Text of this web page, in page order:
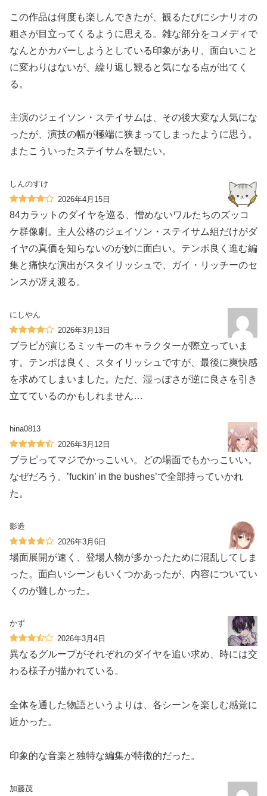
この作品は何度も楽しんできたが、観るたびにシナリオの
粗さが目立ってくるように思える。雑な部分をコメディで
なんとかカバーしようとしている印象があり、面白いこと
に変わりはないが、繰り返し観ると気になる点が出てく
る。
主演のジェイソン・ステイサムは、その後大変な人気にな
ったが、演技の幅が極端に狭まってしまったように思う。
またこういったステイサムを観たい。
しんのすけ
2026年4月15日
84カラットのダイヤを巡る、憎めないワルたちのズッコ
ケ群像劇。主人公格のジェイソン・ステイサム組だけがダ
イヤの真価を知らないのが妙に面白い。テンポ良く進む編
集と痛快な演出がスタイリッシュで、ガイ・リッチーのセ
ンスが冴え渡る。
にしやん
2026年3月13日
ブラピが演じるミッキーのキャラクターが際立っていま
す。テンポは良く、スタイリッシュですが、最後に爽快感
を求めてしまいました。ただ、湿っぽさが逆に良さを引き
立てているのかもしれません…
hina0813
2026年3月12日
ブラピってマジでかっこいい。どの場面でもかっこいい。
なぜだろう。’fuckin’ in the bushes’で全部持っていかれ
た。
影造
2026年3月6日
場面展開が速く、登場人物が多かったために混乱してしま
った。面白いシーンもいくつかあったが、内容についてい
くのが難しかった。
かず
2026年3月4日
異なるグループがそれぞれのダイヤを追い求め、時には交
わる様子が描かれている。
全体を通した物語というよりは、各シーンを楽しむ感覚に
近かった。
印象的な音楽と独特な編集が特徴的だった。
加藤茂